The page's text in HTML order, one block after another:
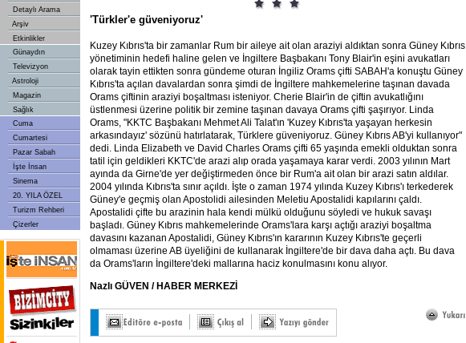
Detaylı Arama
Arşiv
Etkinlikler
Günaydın
Televizyon
Astroloji
Magazin
Sağlık
Cuma
Cumartesi
Pazar Sabah
İşte İnsan
Sinema
20. YILA ÖZEL
Turizm Rehberi
Çizerler
'Türkler'e güveniyoruz'
Kuzey Kıbrıs'ta bir zamanlar Rum bir aileye ait olan araziyi aldıktan sonra Güney Kıbrıs
yönetiminin hedefi haline gelen ve İngiltere Başbakanı Tony Blair'in eşini avukatları
olarak tayin ettikten sonra gündeme oturan İngiliz Orams çifti SABAH'a konuştu Güney
Kıbrıs'ta açılan davalardan sonra şimdi de İngiltere mahkemelerine taşınan davada
Orams çiftinin araziyi boşaltması isteniyor. Cherie Blair'in de çiftin avukatlığını
üstlenmesi üzerine politik bir zemine taşınan davaya Orams çifti şaşırıyor. Linda
Orams, "KKTC Başbakanı Mehmet Ali Talat'ın 'Kuzey Kıbrıs'ta yaşayan herkesin
arkasındayız' sözünü hatırlatarak, Türklere güveniyoruz. Güney Kıbrıs AB'yi kullanıyor"
dedi. Linda Elizabeth ve David Charles Orams çifti 65 yaşında emekli olduktan sonra
tatil için geldikleri KKTC'de arazi alıp orada yaşamaya karar verdi. 2003 yılının Mart
ayında da Girne'de yer değiştirmeden önce bir Rum'a ait olan bir arazi satın aldılar.
2004 yılında Kıbrıs'ta sınır açıldı. İşte o zaman 1974 yılında Kuzey Kıbrıs'ı terkederek
Güney'e geçmiş olan Apostolidi ailesinden Meletiu Apostalidi kapılarını çaldı.
Apostalidi çifte bu arazinin hala kendi mülkü olduğunu söyledi ve hukuk savaşı
başladı. Güney Kıbrıs mahkemelerinde Orams'lara karşı açtığı araziyi boşaltma
davasını kazanan Apostalidi, Güney Kıbrıs'ın kararının Kuzey Kıbrıs'te geçerli
olmaması üzerine AB üyeliğini de kullanarak İngiltere'de bir dava daha açtı. Bu dava
da Orams'ların İngiltere'deki mallarına haciz konulmasını konu alıyor.
Nazlı GÜVEN / HABER MERKEZİ